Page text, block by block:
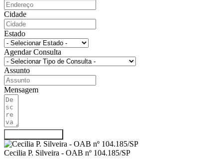
Cidade
Estado
Agendar Consulta
Assunto
Mensagem
Cecilia P. Silveira - OAB nº 104.185/SP